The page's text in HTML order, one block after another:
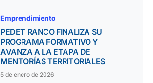
Emprendimiento
PEDET RANCO FINALIZA SU
PROGRAMA FORMATIVO Y
AVANZA A LA ETAPA DE
MENTORÍAS TERRITORIALES
5 de enero de 2026